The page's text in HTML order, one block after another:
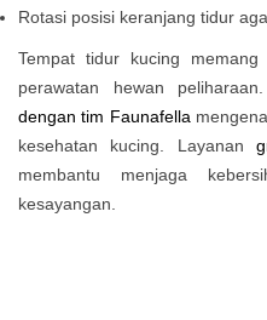
Rotasi posisi keranjang tidur
Tempat tidur kucing
perawatan hewan
dengan tim Faunafella
kesehatan kucing. Layanan
membantu menjaga
kesayangan.